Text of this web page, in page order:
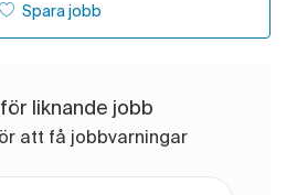
Spara jobb
liknande jobb
att få jobbvarningar